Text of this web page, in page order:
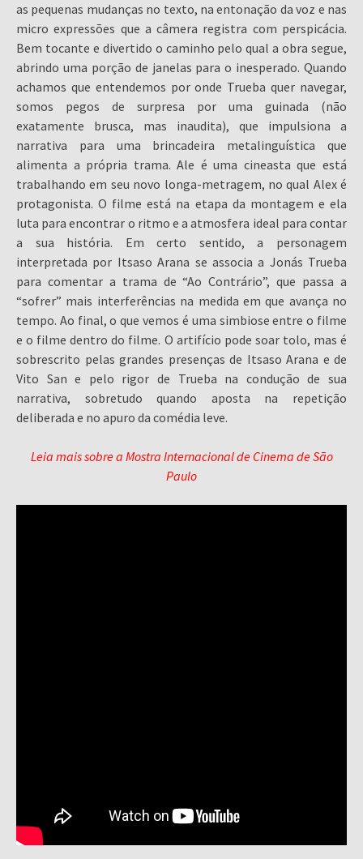
as pequenas mudanças no texto, na entonação da voz e nas
micro expressões que a câmera registra com perspicácia.
Bem tocante e divertido o caminho pelo qual a obra segue,
abrindo uma porção de janelas para o inesperado. Quando
achamos que entendemos por onde Trueba quer navegar,
somos pegos de surpresa por uma guinada (não
exatamente brusca, mas inaudita), que impulsiona a
narrativa para uma brincadeira metalinguística que
alimenta a própria trama. Ale é uma cineasta que está
trabalhando em seu novo longa-metragem, no qual Alex é
protagonista. O filme está na etapa da montagem e ela
luta para encontrar o ritmo e a atmosfera ideal para contar
a sua história. Em certo sentido, a personagem
interpretada por Itsaso Arana se associa a Jonás Trueba
para comentar a trama de “Ao Contrário”, que passa a
“sofrer” mais interferências na medida em que avança no
tempo. Ao final, o que vemos é uma simbiose entre o filme
e o filme dentro do filme. O artifício pode soar tolo, mas é
sobrescrito pelas grandes presenças de Itsaso Arana e de
Vito San e pelo rigor de Trueba na condução de sua
narrativa, sobretudo quando aposta na repetição
deliberada e no apuro da comédia leve.
Leia mais sobre a Mostra Internacional de Cinema de São
Paulo